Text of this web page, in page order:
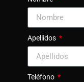
Apellidos
Teléfono